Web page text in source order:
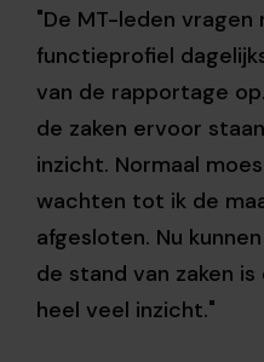
"De MT-leden vragen
functieprofiel
van de rapportage
de zaken ervoor
inzicht. Normaal
wachten tot ik de
afgesloten. Nu
de stand van zaken
heel veel inzicht."